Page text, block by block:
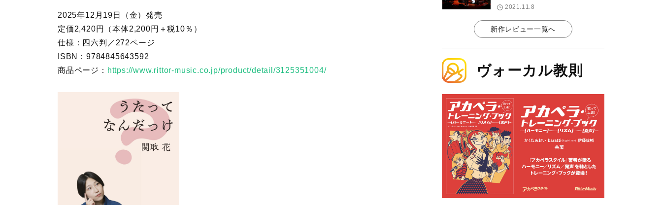
2025年12月19日（金）発売
定価2,420円（本体2,200円＋税10％）
仕様：四六判／272ページ
ISBN：9784845643592
商品ページ： https://www.rittor-music.co.jp/product/detail/3125351004/
2021.11.8
新作レビュー一覧へ
ヴォーカル教則